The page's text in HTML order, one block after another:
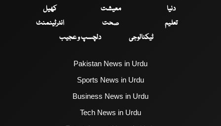
دنیا
معیشت
کھیل
تعلیم
صحت
انٹرٹینمنٹ
ٹیکنالوجی
دلچسپ و عجیب
Pakistan News in Urdu
Sports News in Urdu
Business News in Urdu
Tech News in Urdu